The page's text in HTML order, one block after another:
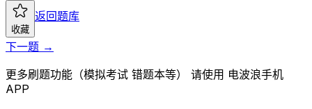
收藏
返回题库
下一题 →
更多刷题功能（模拟考试 错题本等） 请使用 电波浪手机
APP